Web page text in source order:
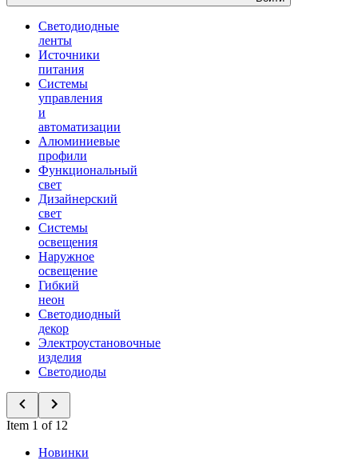
Светодиодные
ленты
Источники
питания
Системы
управления
и
автоматизации
Алюминиевые
профили
Функциональный
свет
Дизайнерский
свет
Системы
освещения
Наружное
освещение
Гибкий
неон
Светодиодный
декор
Электроустановочные
изделия
Светодиоды
Item 1 of 12
Новинки